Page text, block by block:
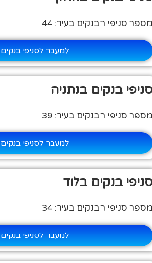
מספר סניפי הבנקים בעיר: 44
למעבר לסניפי בנקים
סניפי בנקים בנתניה
מספר סניפי הבנקים בעיר: 39
למעבר לסניפי בנקים
סניפי בנקים בלוד
מספר סניפי הבנקים בעיר: 34
למעבר לסניפי בנקים